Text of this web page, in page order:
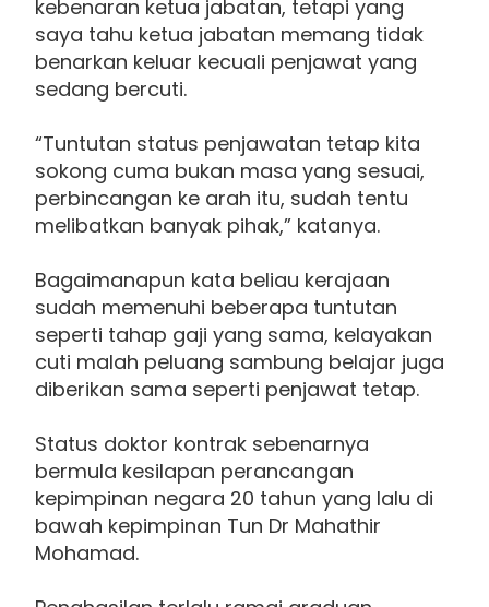
kebenaran ketua jabatan, tetapi yang
saya tahu ketua jabatan memang tidak
benarkan keluar kecuali penjawat yang
sedang bercuti.
“Tuntutan status penjawatan tetap kita
sokong cuma bukan masa yang sesuai,
perbincangan ke arah itu, sudah tentu
melibatkan banyak pihak,” katanya.
Bagaimanapun kata beliau kerajaan
sudah memenuhi beberapa tuntutan
seperti tahap gaji yang sama, kelayakan
cuti malah peluang sambung belajar juga
diberikan sama seperti penjawat tetap.
Status doktor kontrak sebenarnya
bermula kesilapan perancangan
kepimpinan negara 20 tahun yang lalu di
bawah kepimpinan Tun Dr Mahathir
Mohamad.